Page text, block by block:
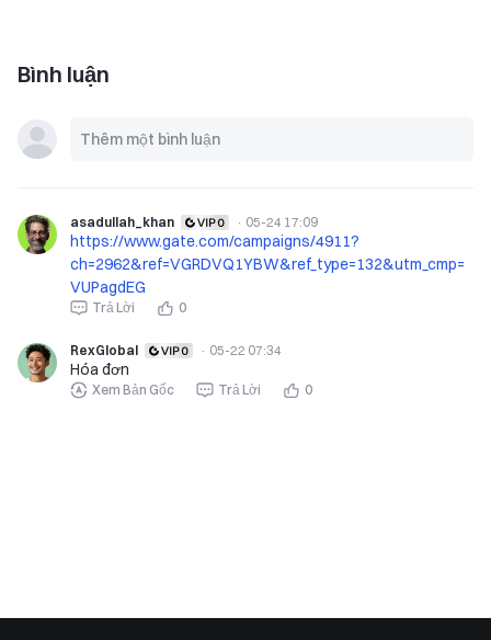
Bình luận
asadullah_khan · 05-24 17:09
https://www.gate.com/campaigns/4911?
ch=2962&ref=VGRDVQ1YBW&ref_type=132&utm_cmp=
VUPagdEG
Trả Lời 0
RexGlobal · 05-22 07:34
Hóa đơn
Xem Bản Gốc Trả Lời 0